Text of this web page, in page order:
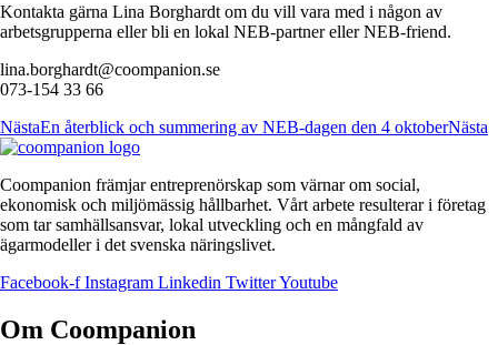
Kontakta gärna Lina Borghardt om du vill vara med i någon av
arbetsgrupperna eller bli en lokal NEB-partner eller NEB-friend.
lina.borghardt@coompanion.se
073-154 33 66
NästaEn återblick och summering av NEB-dagen den 4 oktoberNästa
Coompanion främjar entreprenörskap som värnar om social,
ekonomisk och miljömässig hållbarhet. Vårt arbete resulterar i företag
som tar samhällsansvar, lokal utveckling och en mångfald av
ägarmodeller i det svenska näringslivet.
Facebook-f Instagram Linkedin TwitterYoutube
Om Coompanion